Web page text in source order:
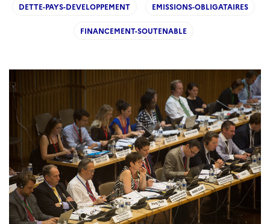
DETTE-PAYS-DEVELOPPEMENT EMISSIONS-OBLIGATAIRES
FINANCEMENT-SOUTENABLE